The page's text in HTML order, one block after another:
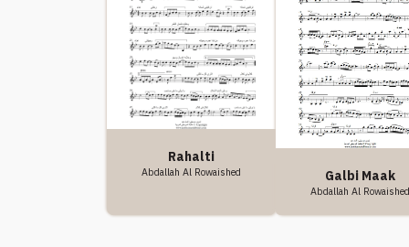
Rahalti
Abdallah Al Rowaished Galbi Maak
Abdallah Al Rowaished